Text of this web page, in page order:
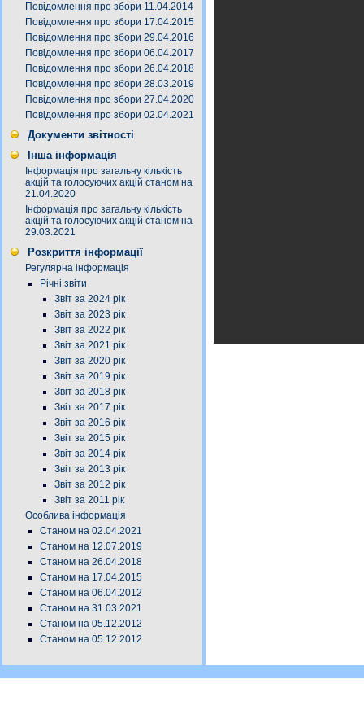
Повідомлення про збори 11.04.2014
Повідомлення про збори 17.04.2015
Повідомлення про збори 29.04.2016
Повідомлення про збори 06.04.2017
Повідомлення про збори 26.04.2018
Повідомлення про збори 28.03.2019
Повідомлення про збори 27.04.2020
Повідомлення про збори 02.04.2021
Документи звітності
Інша інформація
Інформація про загальну кількість
акцій та голосуючих акцій станом на
21.04.2020
Інформація про загальну кількість
акцій та голосуючих акцій станом на
29.03.2021
Розкриття інформації
Регулярна інформація
Річні звіти
Звіт за 2024 рік
Звіт за 2023 рік
Звіт за 2022 рік
Звіт за 2021 рік
Звіт за 2020 рік
Звіт за 2019 рік
Звіт за 2018 рік
Звіт за 2017 рік
Звіт за 2016 рік
Звіт за 2015 рік
Звіт за 2014 рік
Звіт за 2013 рік
Звіт за 2012 рік
Звіт за 2011 рік
Особлива інформація
Станом на 02.04.2021
Станом на 12.07.2019
Станом на 26.04.2018
Станом на 17.04.2015
Станом на 06.04.2012
Станом на 31.03.2021
Станом на 05.12.2012
Станом на 05.12.2012